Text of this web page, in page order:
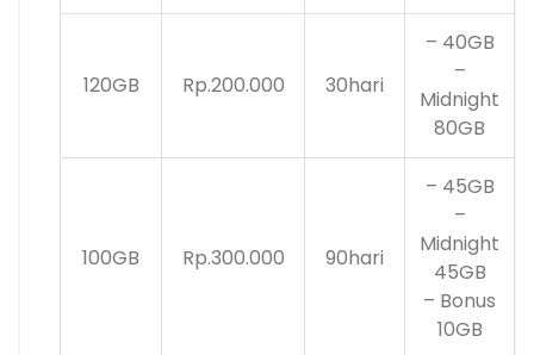
120GB Rp.200.000 30hari
– 40GB
–
Midnight
80GB
100GB Rp.300.000 90hari
– 45GB
–
Midnight
45GB
– Bonus
10GB